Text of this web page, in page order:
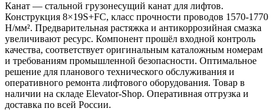
Канат — стальной грузонесущий канат для лифтов.
Конструкция 8×19S+FC, класс прочности проводов 1570-1770
Н/мм². Предварительная растяжка и антикоррозийная смазка
увеличивают ресурс. Компонент прошёл входной контроль
качества, соответствует оригинальным каталожным номерам
и требованиям промышленной безопасности. Оптимальное
решение для планового технического обслуживания и
оперативного ремонта лифтового оборудования. Товар в
наличии на складе Elevator-Shop. Оперативная отгрузка и
доставка по всей России.